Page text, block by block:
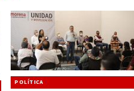
POLÍTICA